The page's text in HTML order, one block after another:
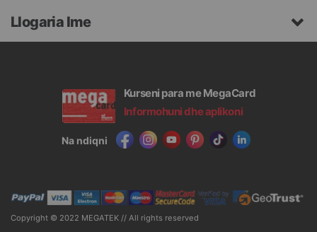
Llogaria Ime
Kurseni para me MegaCard
Informohuni dhe aplikoni
Na ndiqni
Copyright © 2022 MEGATEK // All rights reserved